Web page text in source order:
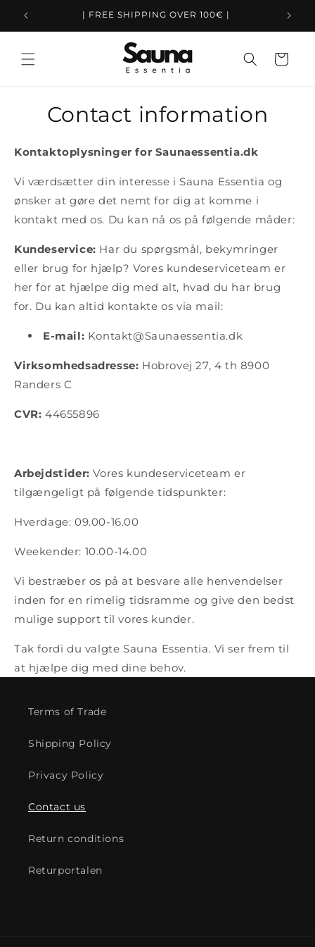
Skip to
content
| FREE SHIPPING OVER 100€ |
Cart
Contact information
Kontaktoplysninger for Saunaessentia.dk
Vi værdsætter din interesse i Sauna Essentia og
ønsker at gøre det nemt for dig at komme i
kontakt med os. Du kan nå os på følgende måder:
Kundeservice: Har du spørgsmål, bekymringer
eller brug for hjælp? Vores kundeserviceteam er
her for at hjælpe dig med alt, hvad du har brug
for. Du kan altid kontakte os via mail:
E-mail: Kontakt@Saunaessentia.dk
Virksomhedsadresse: Hobrovej 27, 4 th 8900
Randers C
CVR: 44655896
Arbejdstider: Vores kundeserviceteam er
tilgængeligt på følgende tidspunkter:
Hverdage: 09.00-16.00
Weekender: 10.00-14.00
Vi bestræber os på at besvare alle henvendelser
inden for en rimelig tidsramme og give den bedst
mulige support til vores kunder.
Tak fordi du valgte Sauna Essentia. Vi ser frem til
at hjælpe dig med dine behov.
Terms of Trade
Shipping Policy
Privacy Policy
Contact us
Return conditions
Returportalen